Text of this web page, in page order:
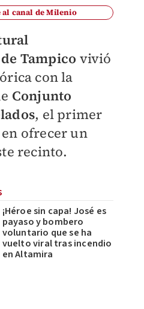
al canal de Milenio
Tampico vivió
con la
Conjunto
, el primer
ofrecer un
recinto.
¡Héroe sin capa! José es
payaso y bombero
voluntario que se ha
vuelto viral tras incendio
en Altamira